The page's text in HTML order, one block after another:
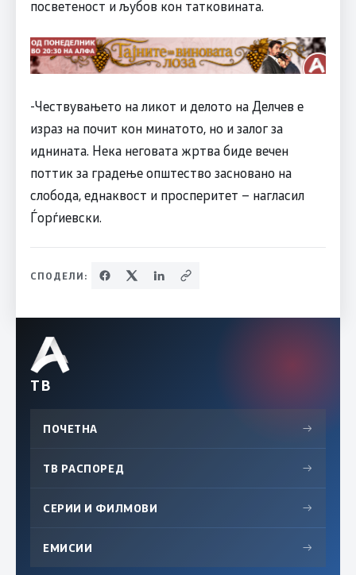
посветеност и љубов кон татковината.
-Чествувањето на ликот и делото на Делчев е
израз на почит кон минатото, но и залог за
иднината. Нека неговата жртва биде вечен
поттик за градење општество засновано на
слобода, еднаквост и просперитет – нагласил
Ѓорѓиевски.
СПОДЕЛИ:
ТВ
ПОЧЕТНА →
ТВ РАСПОРЕД →
СЕРИИ И ФИЛМОВИ →
ЕМИСИИ →